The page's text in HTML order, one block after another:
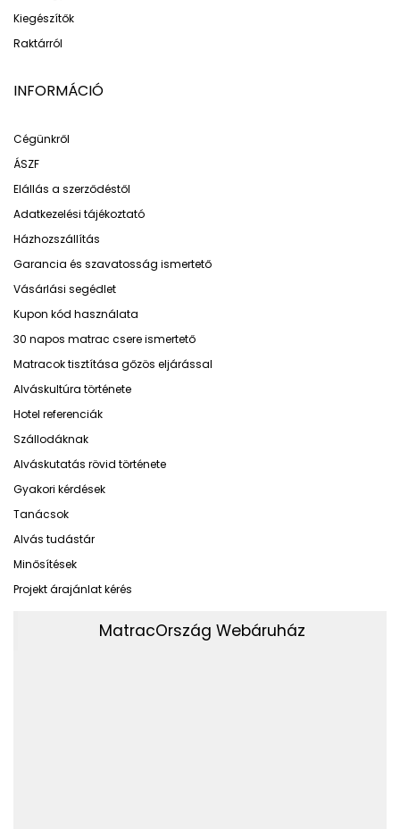
Kiegészítők
Raktárról
INFORMÁCIÓ
Cégünkről
ÁSZF
Elállás a szerződéstől
Adatkezelési tájékoztató
Házhozszállítás
Garancia és szavatosság ismertető
Vásárlási segédlet
Kupon kód használata
30 napos matrac csere ismertető
Matracok tisztítása gőzös eljárással
Alváskultúra története
Hotel referenciák
Szállodáknak
Alváskutatás rövid története
Gyakori kérdések
Tanácsok
Alvás tudástár
Minősítések
Projekt árajánlat kérés
MatracOrszág Webáruház